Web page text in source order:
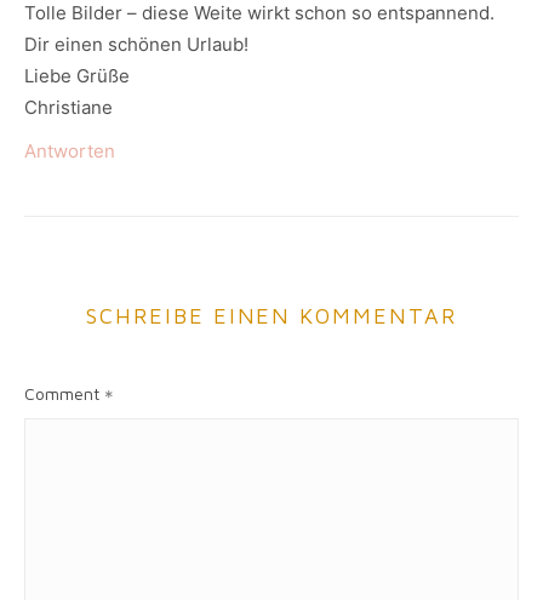
Tolle Bilder – diese Weite wirkt schon so entspannend.
Dir einen schönen Urlaub!
Liebe Grüße
Christiane
Antworten
SCHREIBE EINEN KOMMENTAR
Comment *